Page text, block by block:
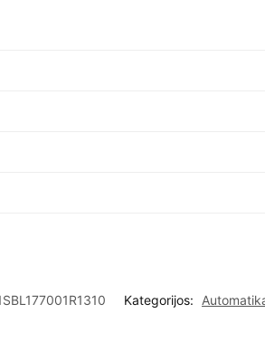
Kategorijos: